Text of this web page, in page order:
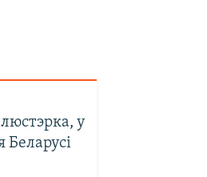
у
Беларусі